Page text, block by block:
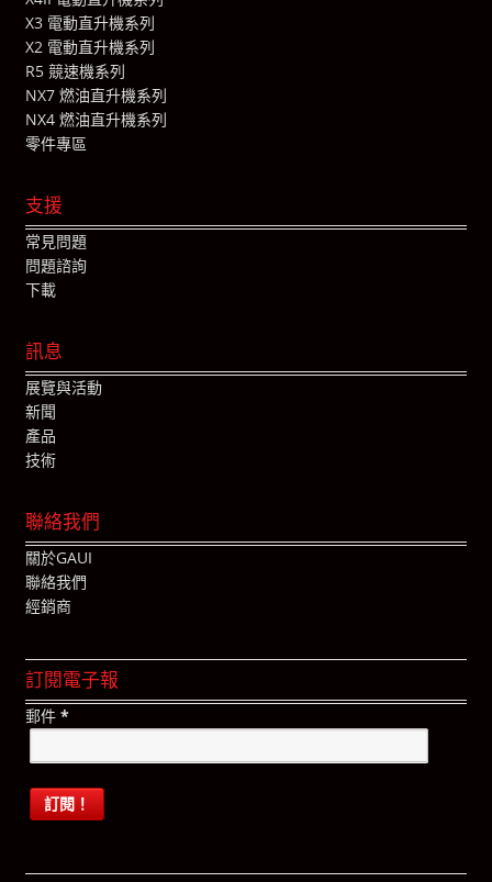
X3 電動直升機系列
X2 電動直升機系列
R5 競速機系列
NX7 燃油直升機系列
NX4 燃油直升機系列
零件專區
支援
常見問題
問題諮詢
下載
訊息
展覽與活動
新聞
產品
技術
聯絡我們
關於GAUI
聯絡我們
經銷商
訂閱電子報
郵件 *